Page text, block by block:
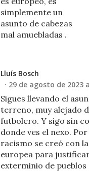
simplemente un
asunto de cabezas
mal amuebladas .
Lluís Bosch
29 de agosto de 2023
Sigues llevando el
terreno, muy alejado
futbolero. Y sigo sin
donde ves el nexo.
racismo se creó con
europea para
exterminio de